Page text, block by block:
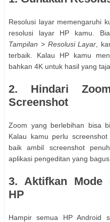
Resolusi layar memengaruhi
resolusi layar HP kamu.
Tampilan > Resolusi Layar ,
terbaik. Kalau HP kamu
bahkan 4K untuk hasil yang
2. Hindari
Screenshot
Zoom yang berlebihan bisa
Kalau kamu perlu
baik ambil screenshot
aplikasi pengeditan yang
3. Aktifkan Mode
HP
Hampir semua HP Android